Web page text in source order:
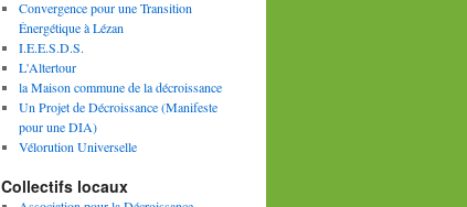
Convergence pour une Transition
Énergétique à Lézan
I.E.E.S.D.S.
L'Altertour
la Maison commune de la décroissance
Un Projet de Décroissance (Manifeste
pour une DIA)
Vélorution Universelle
Collectifs locaux